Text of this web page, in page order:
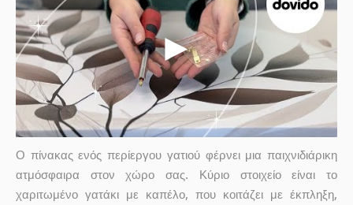
Ο πίνακας ενός περίεργου γατιού φέρνει μια παιχνιδιάρικη
ατμόσφαιρα στον χώρο σας. Κύριο στοιχείο είναι το
χαριτωμένο γατάκι με καπέλο, που κοιτάζει με έκπληξη,